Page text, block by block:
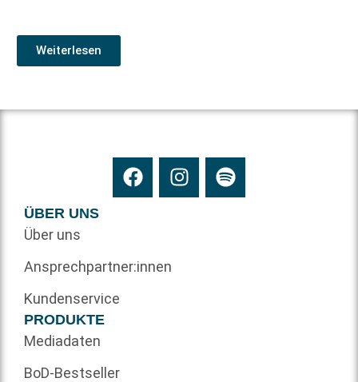
Weiterlesen
ÜBER UNS
Über uns
Ansprechpartner:innen
Kundenservice
PRODUKTE
Mediadaten
BoD-Bestseller